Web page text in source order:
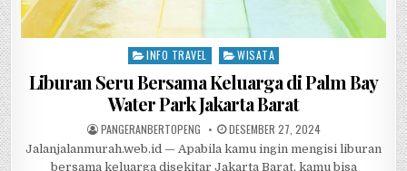
Posted in
INFO TRAVEL WISATA
Liburan Seru Bersama Keluarga di Palm Bay
Water Park Jakarta Barat
AUTHOR:
PANGERANBERTOPENG PUBLISHED DATE:
DESEMBER 27, 2024
Jalanjalanmurah.web.id — Apabila kamu ingin mengisi liburan
bersama keluarga disekitar Jakarta Barat, kamu bisa